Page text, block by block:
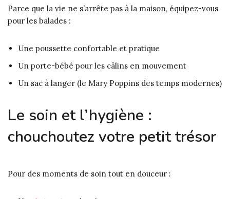
Parce que la vie ne s’arrête pas à la maison, équipez-vous
pour les balades :
Une poussette confortable et pratique
Un porte-bébé pour les câlins en mouvement
Un sac à langer (le Mary Poppins des temps modernes)
Le soin et l’hygiène :
chouchoutez votre petit trésor
Pour des moments de soin tout en douceur :